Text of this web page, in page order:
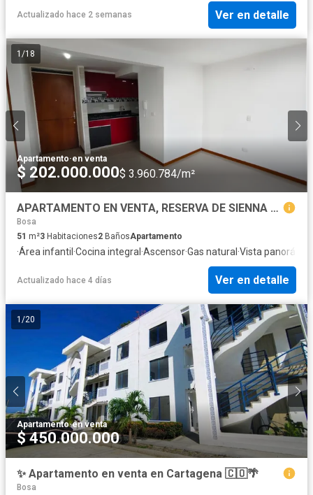
Actualizado hace 2 semanas Ver en detalle
1 /18
Apartamento·en venta
$ 202.000.000$ 3.960.784/m²
APARTAMENTO EN VENTA, RESERVA DE SIENNA 2 BOSA
Bosa
51 m²3 Habitaciones2 BañosApartamento
·Área infantil ·Cocina integral ·Ascensor·Gas natural ·Vista
Actualizado hace 4 días Ver en detalle
1 /20
Apartamento·en venta
$ 450.000.000
✨ Apartamento en venta en Cartagena 🇨🇴🌴
Bosa